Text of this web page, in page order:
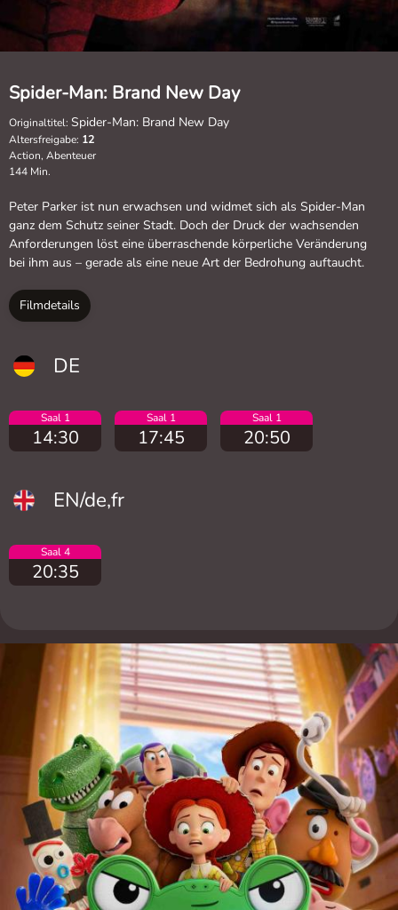
Spider-Man: Brand New Day
Originaltitel: Spider-Man: Brand New Day
Altersfreigabe: 12
Action, Abenteuer
144 Min.
Peter Parker ist nun erwachsen und widmet sich als Spider-Man
ganz dem Schutz seiner Stadt. Doch der Druck der wachsenden
Anforderungen löst eine überraschende körperliche Veränderung
bei ihm aus – gerade als eine neue Art der Bedrohung auftaucht.
Filmdetails
DE
Saal 1
14:30
Saal 1
17:45
Saal 1
20:50
EN/de,fr
Saal 4
20:35